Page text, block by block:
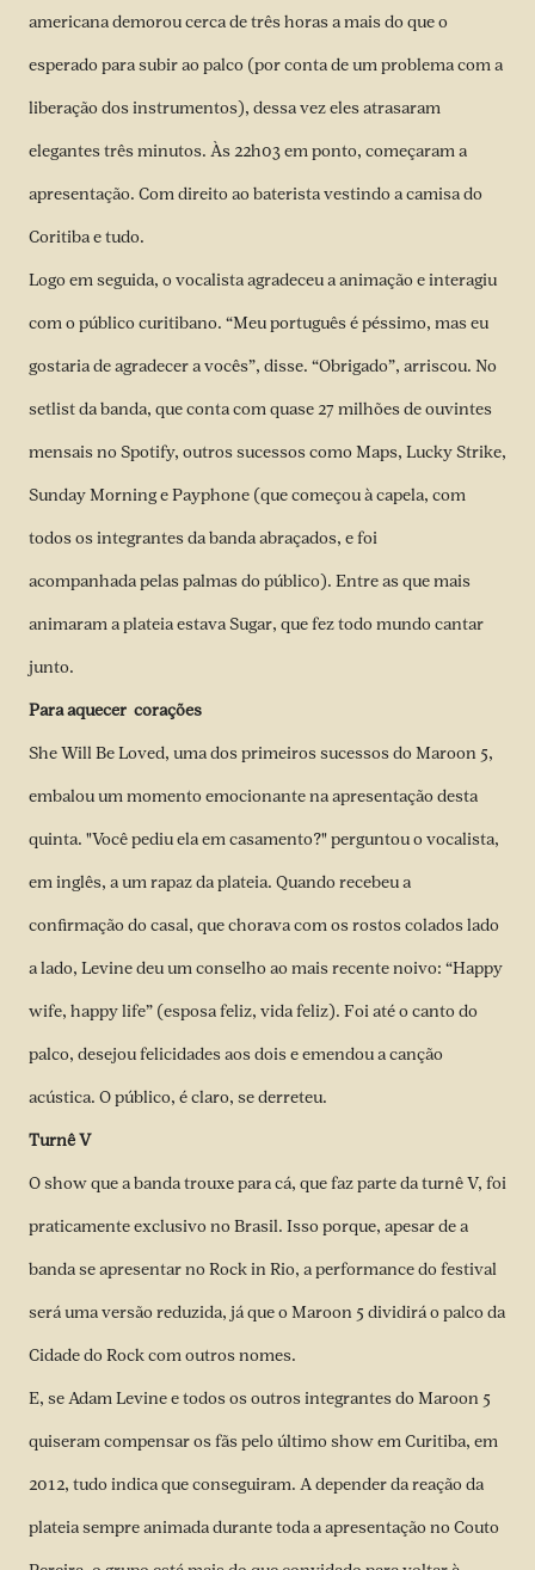
americana demorou cerca de três horas a mais do que o
esperado para subir ao palco (por conta de um problema com a
liberação dos instrumentos), dessa vez eles atrasaram
elegantes três minutos. Às 22h03 em ponto, começaram a
apresentação. Com direito ao baterista vestindo a camisa do
Coritiba e tudo.
Logo em seguida, o vocalista agradeceu a animação e interagiu
com o público curitibano. “Meu português é péssimo, mas eu
gostaria de agradecer a vocês”, disse. “Obrigado”, arriscou. No
setlist da banda, que conta com quase 27 milhões de ouvintes
mensais no Spotify, outros sucessos como Maps, Lucky Strike,
Sunday Morning e Payphone (que começou à capela, com
todos os integrantes da banda abraçados, e foi
acompanhada pelas palmas do público). Entre as que mais
animaram a plateia estava Sugar, que fez todo mundo cantar
junto.
Para aquecer corações
She Will Be Loved, uma dos primeiros sucessos do Maroon 5,
embalou um momento emocionante na apresentação desta
quinta. "Você pediu ela em casamento?" perguntou o vocalista,
em inglês, a um rapaz da plateia. Quando recebeu a
confirmação do casal, que chorava com os rostos colados lado
a lado, Levine deu um conselho ao mais recente noivo: “Happy
wife, happy life” (esposa feliz, vida feliz). Foi até o canto do
palco, desejou felicidades aos dois e emendou a canção
acústica. O público, é claro, se derreteu.
Turnê V
O show que a banda trouxe para cá, que faz parte da turnê V, foi
praticamente exclusivo no Brasil. Isso porque, apesarde a
banda se apresentar no Rock in Rio, a performance do festival
será uma versão reduzida, já que o Maroon 5 dividirá o palco da
Cidade do Rock com outros nomes.
E, se Adam Levine e todos os outros integrantes do Maroon 5
quiseram compensar os fãs pelo último show em Curitiba, em
2012, tudo indica que conseguiram. A depender da reação da
plateia sempre animada durante toda a apresentação no Couto